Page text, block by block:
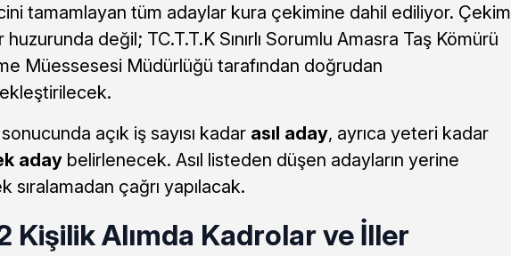
tamamlayan tüm adaylar kura çekimine dahil ediliyor. Çekim
huzurunda değil; TC.T.T.K Sınırlı Sorumlu Amasra Taş Kömürü
Müessesesi Müdürlüğü tarafından doğrudan
açık iş sayısı kadar asıl aday, ayrıca yeteri kadar
adaybelirlenecek. Asıl listeden düşen adayların yerine
sıralamadan çağrı yapılacak.
Kişilik Alımda Kadrolar ve İller